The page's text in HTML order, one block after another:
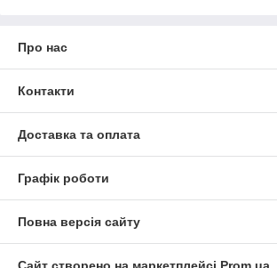
Про нас
Контакти
Доставка та оплата
Графік роботи
Повна версія сайту